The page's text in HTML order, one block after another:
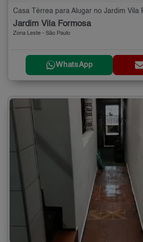
Casa Térrea para Alugar no Jardim Vila
Jardim Vila Formosa
Zona Leste - São Paulo
WhatsApp